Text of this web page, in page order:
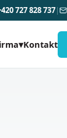
727 828 737|
▾Kontakt